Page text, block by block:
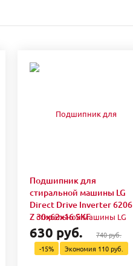
Подшипник для
стиральной машины LG
Direct Drive Inverter 6206
Z 30x62x16 SKF
630 руб.
740 руб.
-15%
Экономия 110 руб.